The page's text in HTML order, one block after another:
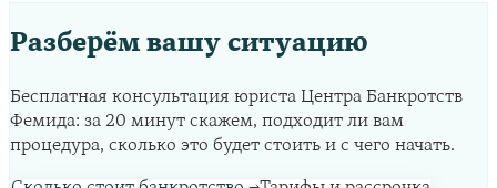
Разберём вашу ситуацию
Бесплатная консультация юриста Центра Банкротств
Фемида: за 20 минут скажем, подходит ли вам
процедура, сколько это будет стоить и с чего начать.